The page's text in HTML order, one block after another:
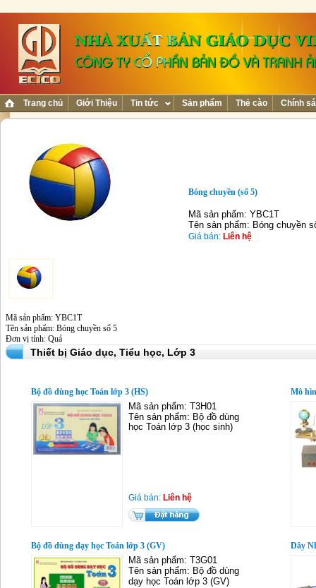
Trang chủ Giới Thiệu Tin tức Sản phẩm Thẻ cào Chính
Bóng chuyền (số 5)
Mã sản phẩm: YBC1T
Tên sản phẩm: Bóng chuyền
Giá bán: Liên hệ
Mã sản phẩm: YBC1T
Tên sản phẩm: Bóng chuyền số 5
Đơn vị tính: Quả
Thiết bị Giáo dục, Tiểu học, Lớp 3
Bộ đồ dùng học Toán lớp 3 (HS)
Mã sản phẩm: T3H01
Tên sản phẩm: Bộ đồ dùng
học Toán lớp 3 (học sinh)
Giá bán: Liên hệ
Mô
Bộ đồ dùng dạy học Toán lớp 3 (GV)
Mã sản phẩm: T3G01
Tên sản phẩm: Bộ đồ dùng
dạy học Toán lớp 3 (GV)
Dây